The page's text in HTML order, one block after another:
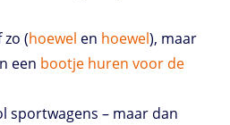
(hoewel en hoewel), maar
een bootje huren voor de
sportwagens – maar dan